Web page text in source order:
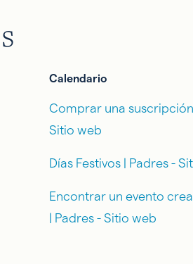
Calendario
Comprar una
Sitio web
Días Festivos | Padres -
Encontrar un evento
| Padres - Sitio web